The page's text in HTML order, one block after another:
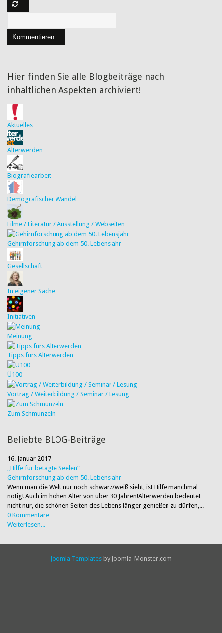
Kommentieren
Hier finden Sie alle Blogbeiträge nach
inhaltlichen Aspekten archiviert!
Aktuelles
Älterwerden
Biografiearbeit
Demografischer Wandel
Filme / Literatur / Ausstellung / Webseiten
Gehirnforschung ab dem 50. Lebensjahr
Gesellschaft
In eigener Sache
Initiativen
Meinung
Tipps fürs Älterwerden
Ü100
Vortrag / Weiterbildung / Seminar / Lesung
Zum Schmunzeln
Beliebte BLOG-Beiträge
16. Januar 2017
„Hilfe für betagte Seelen“
Gehirnforschung ab dem 50. Lebensjahr
Wenn man die Welt nur noch schwarz/weiß sieht, ist Hilfe manchmal
nötig! Auch im hohen Alter von über 80 Jahren!Älterwerden bedeutet
nicht nur, die schönen Seiten des Lebens länger genießen zu dürfen,...
0 Kommentare
Weiterlesen...
Joomla Templates by Joomla-Monster.com